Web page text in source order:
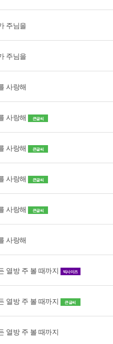
주님을
주님을
사랑해
사랑해 큰글씨
사랑해 큰글씨
사랑해 큰글씨
사랑해 큰글씨
사랑해
열방 주 볼 때까지 빅사이즈
열방 주 볼 때까지 큰글씨
열방 주 볼 때까지